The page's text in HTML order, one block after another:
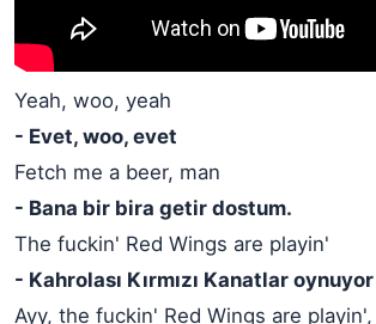
Yeah, woo, yeah
- Evet, woo, evet
Fetch me a beer, man
- Bana bir bira getir dostum.
The fuckin' Red Wings are playin'
- Kahrolası Kırmızı Kanatlar oynuyor
Ayy, the fuckin' Red Wings are playin',